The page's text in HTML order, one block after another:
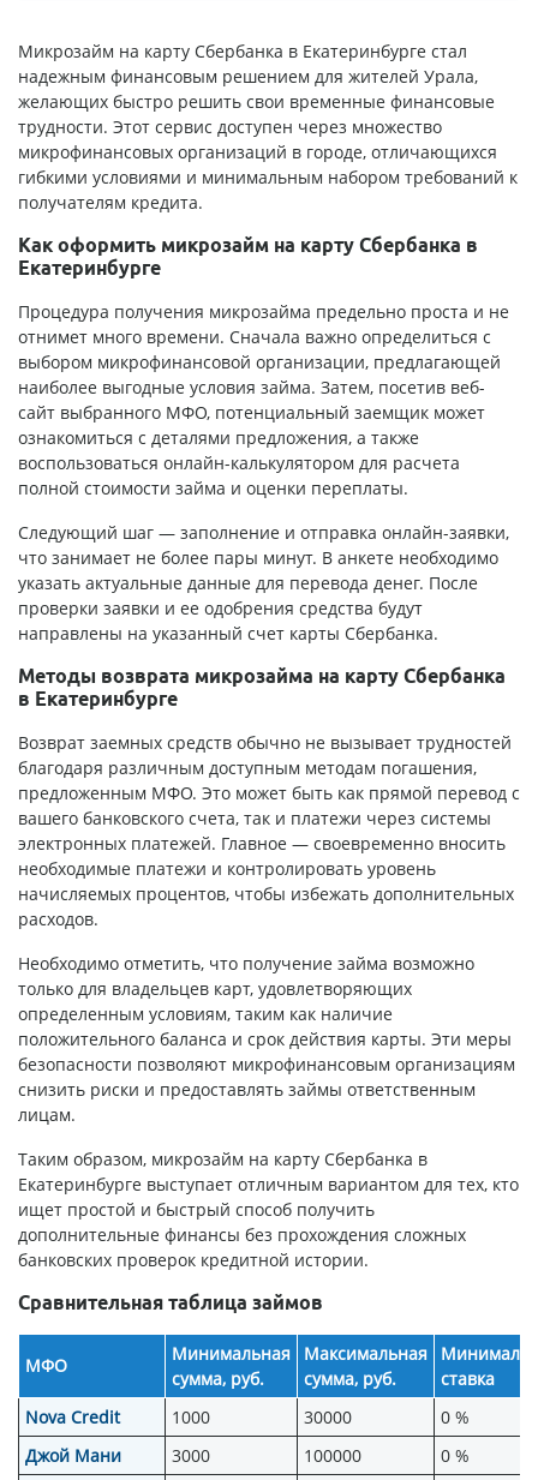
Микрозайм на карту Сбербанка в Екатеринбурге стал
надежным финансовым решением для жителей Урала,
желающих быстро решить свои временные финансовые
трудности. Этот сервис доступен через множество
микрофинансовых организаций в городе, отличающихся
гибкими условиями и минимальным набором требований к
получателям кредита.
Как оформить микрозайм на карту Сбербанка в
Екатеринбурге
Процедура получения микрозайма предельно проста и не
отнимет много времени. Сначала важно определиться с
выбором микрофинансовой организации, предлагающей
наиболее выгодные условия займа. Затем, посетив веб-
сайт выбранного МФО, потенциальный заемщик может
ознакомиться с деталями предложения, а также
воспользоваться онлайн-калькулятором для расчета
полной стоимости займа и оценки переплаты.
Следующий шаг — заполнение и отправка онлайн-заявки,
что занимает не более пары минут. В анкете необходимо
указать актуальные данные для перевода денег. После
проверки заявки и ее одобрения средства будут
направлены на указанный счет карты Сбербанка.
Методы возврата микрозайма на карту Сбербанка
в Екатеринбурге
Возврат заемных средств обычно не вызывает трудностей
благодаря различным доступным методам погашения,
предложенным МФО. Это может быть как прямой перевод с
вашего банковского счета, так и платежи через системы
электронных платежей. Главное — своевременно вносить
необходимые платежи и контролировать уровень
начисляемых процентов, чтобы избежать дополнительных
расходов.
Необходимо отметить, что получение займа возможно
только для владельцев карт, удовлетворяющих
определенным условиям, таким как наличие
положительного баланса и срок действия карты. Эти меры
безопасности позволяют микрофинансовым организациям
снизить риски и предоставлять займы ответственным
лицам.
Таким образом, микрозайм на карту Сбербанка в
Екатеринбурге выступает отличным вариантом для тех, кто
ищет простой и быстрый способ получить
дополнительные финансы без прохождения сложных
банковских проверок кредитной истории.
Сравнительная таблица займов
МФО
Минимальная
сумма, руб.
Максимальная
сумма, руб.
ставка
Nova Credit
1000 30000
0 %
Джой Мани
3000 100000
0 %